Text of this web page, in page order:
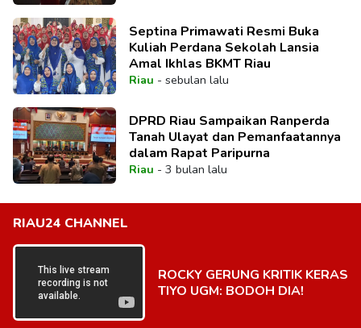
Septina Primawati Resmi Buka
Kuliah Perdana Sekolah Lansia
Amal Ikhlas BKMT Riau
Riau - sebulan lalu
DPRD Riau Sampaikan Ranperda
Tanah Ulayat dan Pemanfaatannya
dalam Rapat Paripurna
Riau - 3 bulan lalu
RIAU24 CHANNEL
ROCKY GERUNG KRITIK KERAS
TIYO UGM: BODOH DIA!